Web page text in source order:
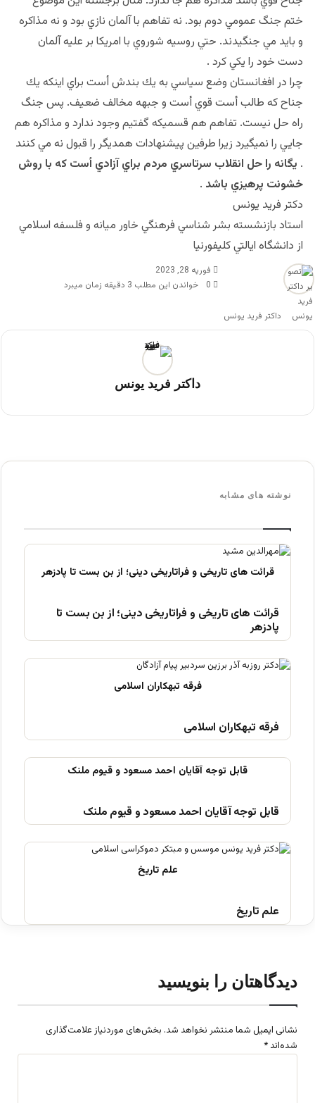
ختم جنگ عمومي دوم بود. نه تفاهم با آلمان نازي بود و نه مذاكره
و بايد مي جنگيدند. حتي روسيه شوروي با امريكا بر عليه آلمان
دست خود را يكي كرد .
چرا در افغانستان وضع سياسي به يك بندش أست براي اينكه يك
جناح كه طالب أست قوي أست و جبهه مخالف ضعيف. پس جنگ
راه حل نيست. تفاهم هم قسميكه گفتيم وجود ندارد و مذاكره هم
جايي را نميگيرد زيرا طرفين پيشنهادات همديگر را قبول نه مي كنند
. يگانه را حل انقلاب سرتاسري مردم براي آزادي أست كه با روش
خشونت پرهيزي باشد .
دكتر فريد يونس
استاد بازنشسته بشر شناسي فرهنگي خاور ميانه و فلسفه اسلامي
از دانشگاه ايالتي كليفورنيا
داکتر فرید یونس
فوریه 28, 2023
0
خواندن این مطلب 3 دقیقه زمان میبرد
داکتر فرید یونس
نوشته های مشابه
قرائت های تاریخی و فراتاریخی دینی؛ از بن بست تا
پادزهر
فرقه تبهکاران اسلامی
قابل توجه آقایان احمد مسعود و قیوم ملنک
علم تاریخ
دیدگاهتان را بنویسید
نشانی ایمیل شما منتشر نخواهد شد. بخش‌های موردنیاز علامت‌گذاری
شده‌اند *